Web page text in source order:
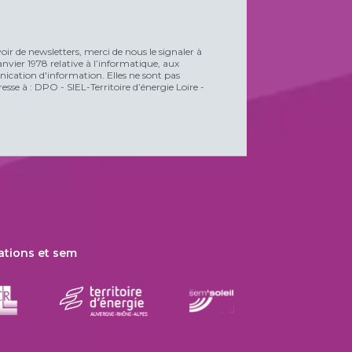
de newsletters, merci de nous le signaler à
1978 relative à l’informatique, aux
d'information. Elles ne sont pas
à : DPO - SIEL-Territoire d’énergie Loire -
et sem